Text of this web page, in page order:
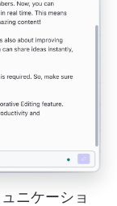
ニケーショ